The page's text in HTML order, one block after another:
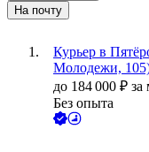
На почту
Курьер в
Молодежи,
до 184 000 ₽ за
Без опыта